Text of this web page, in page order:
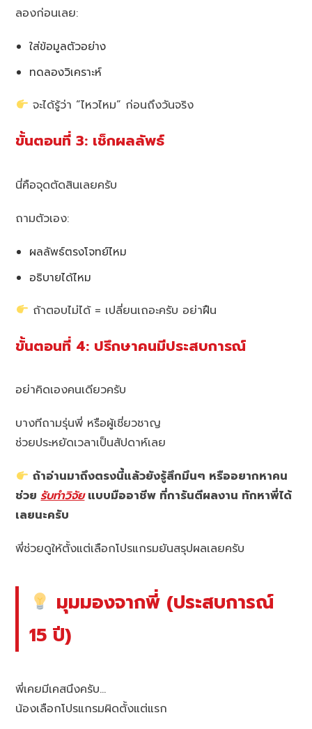
ลองก่อนเลย:
ใส่ข้อมูลตัวอย่าง
ทดลองวิเคราะห์
จะได้รู้ว่า “ไหวไหม” ก่อนถึงวันจริง
ขั้นตอนที่ 3: เช็กผลลัพธ์
นี่คือจุดตัดสินเลยครับ
ถามตัวเอง:
ผลลัพธ์ตรงโจทย์ไหม
อธิบายได้ไหม
ถ้าตอบไม่ได้ = เปลี่ยนเถอะครับ อย่าฝืน
ขั้นตอนที่ 4: ปรึกษาคนมีประสบการณ์
อย่าคิดเองคนเดียวครับ
บางทีถามรุ่นพี่ หรือผู้เชี่ยวชาญ
ช่วยประหยัดเวลาเป็นสัปดาห์เลย
ถ้าอ่านมาถึงตรงนี้แล้วยังรู้สึกมึนๆ หรืออยากหาคน
ช่วยรับทำวิจัยแบบมืออาชีพ ที่การันตีผลงาน ทักหาพี่ได้
เลยนะครับ
พี่ช่วยดูให้ตั้งแต่เลือกโปรแกรมยันสรุปผลเลยครับ
มุมมองจากพี่ (ประสบการณ์
15 ปี)
พี่เคยมีเคสนึงครับ…
น้องเลือกโปรแกรมผิดตั้งแต่แรก